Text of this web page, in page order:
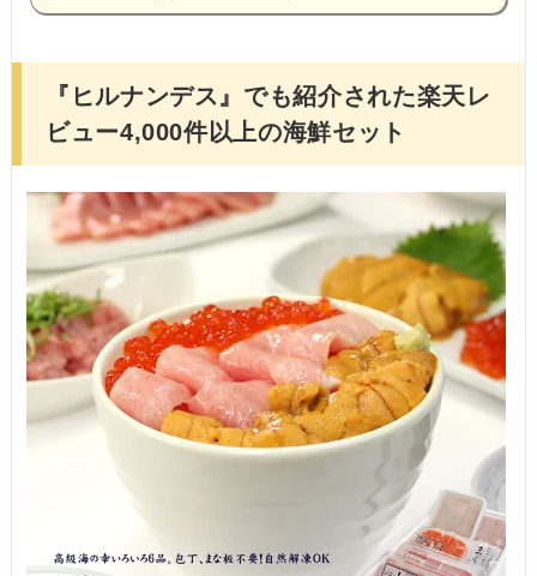
『ヒルナンデス』でも紹介された楽天レ
ビュー4,000件以上の海鮮セット